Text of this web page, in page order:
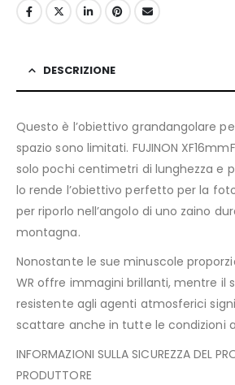
DESCRIZIONE
Questo è l’obiettivo grandangolare
spazio sono limitati. FUJINON
solo pochi centimetri di lunghezza e
lo rende l’obiettivo perfetto per la
per riporlo nell’angolo di uno zaino
montagna.
Nonostante le sue minuscole
WR offre immagini brillanti, mentre il
resistente agli agenti atmosferici
scattare anche in tutte le condizioni
INFORMAZIONI SULLA SICUREZZA DEL
PRODUTTORE